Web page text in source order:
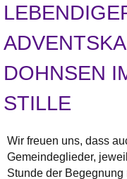
DOHNSEN
STILLE
Wir freuen uns, dass
Gemeindeglieder,
Stunde der Begegnung